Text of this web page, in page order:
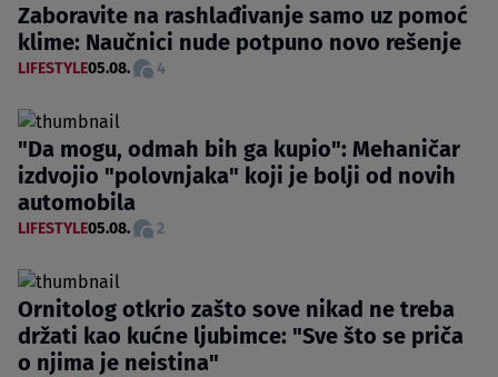
Zaboravite na rashlađivanje samo uz pomoć
klime: Naučnici nude potpuno novo rešenje
LIFESTYLE05.08. 4
"Da mogu, odmah bih ga kupio": Mehaničar
izdvojio "polovnjaka" koji je bolji od novih
automobila
LIFESTYLE05.08. 2
Ornitolog otkrio zašto sove nikad ne treba
držati kao kućne ljubimce: "Sve što se priča
o njima je neistina"